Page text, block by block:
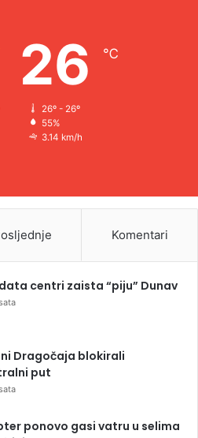
26 ℃
26º - 26º
55%
3.14 km/h
Komentari
centri zaista “piju” Dunav
Dragočaja blokirali
put
ponovo gasi vatru u selima